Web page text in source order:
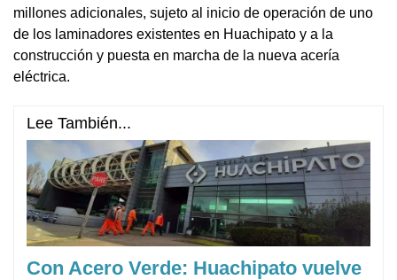
millones adicionales, sujeto al inicio de operación de uno
de los laminadores existentes en Huachipato y a la
construcción y puesta en marcha de la nueva acería
eléctrica.
Lee También...
Con Acero Verde: Huachipato vuelve